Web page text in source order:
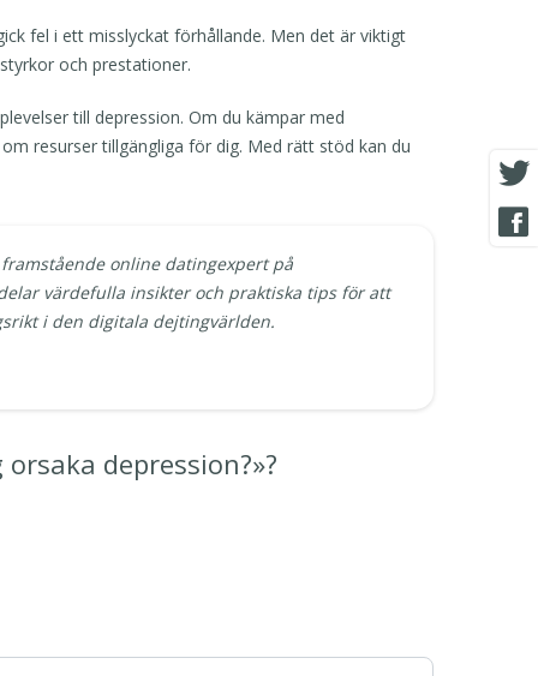
fel i ett misslyckat förhållande. Men det är viktigt
och prestationer.
till depression. Om du kämpar med
resurser tillgängliga för dig. Med rätt stöd kan du
online datingexpert på
värdefulla insikter och praktiska tips för att
i den digitala dejtingvärlden.
depression?»?